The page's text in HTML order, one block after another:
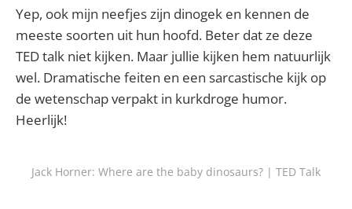
Yep, ook mijn neefjes zijn dinogek en kennen de
meeste soorten uit hun hoofd. Beter dat ze deze
TED talk niet kijken. Maar jullie kijken hem natuurlijk
wel. Dramatische feiten en een sarcastische kijk op
de wetenschap verpakt in kurkdroge humor.
Heerlijk!
Jack Horner: Where are the baby dinosaurs? | TED Talk